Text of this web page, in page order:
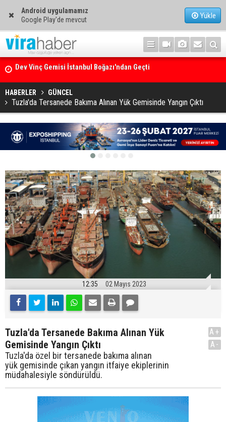
Android uygulamamız
Google Play'de mevcut
Yükle
Ege Denizi’nin En Büyük Mercan Ormanı
HABERLER GÜNCEL
Tuzla'da Tersanede Bakıma Alınan Yük Gemisinde Yangın Çıktı
12:35 02 Mayıs 2023
Tuzla'da Tersanede Bakıma Alınan Yük
Gemisinde Yangın Çıktı
Tuzla'da özel bir tersanede bakıma alınan
yük gemisinde çıkan yangın itfaiye ekiplerinin
müdahalesiyle söndürüldü.
A+
A-